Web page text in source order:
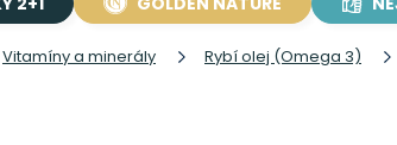
Vitamíny a minerály Rybí olej (Omega 3)